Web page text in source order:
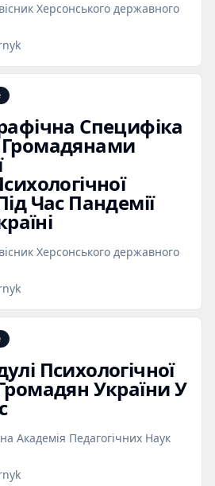
Херсонського державного
Специфіка
Час Пандемії
Херсонського державного
Психологічної
України У
Академія Педагогічних Наук